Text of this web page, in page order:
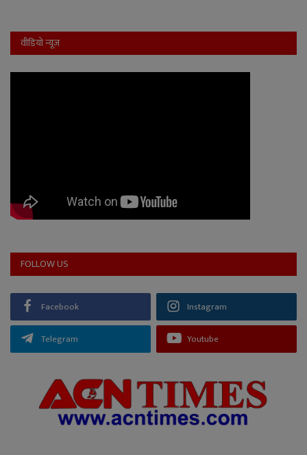
वीडियो न्यूज
FOLLOW US
Facebook Instagram
Telegram Youtube